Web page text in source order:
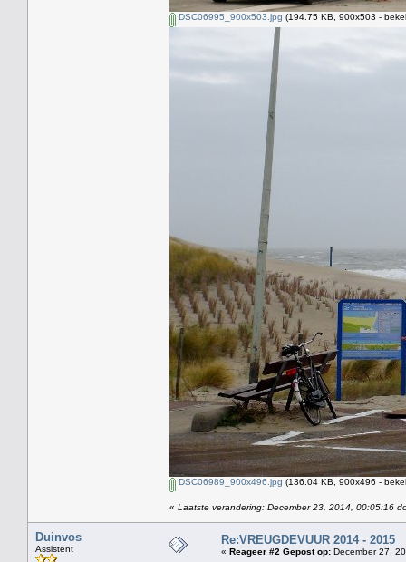
DSC06995_900x503.jpg (194.75 KB, 900x503 -
DSC06989_900x496.jpg (136.04 KB, 900x496 -
« Laatste verandering: December 23, 2014, 00:05:16
Duinvos
Assistent
Re:VREUGDEVUUR 2014 - 2015
« Reageer #2 Gepost op: December 27,